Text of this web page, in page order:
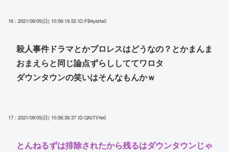
16 : 2021/09/05(日) 10:56:19.52 ID:FB4ybtfe0
殺人事件ドラマとかプロレスはどうなの？とかまんま
おまえらと同じ論点ずらししててワロタ
ダウンタウンの笑いはそんなもんかｗ
17 : 2021/09/05(日) 10:56:39.37 ID:QNiTIiYe0
とんねるずは排除されたから残るはダウンタウンじゃ